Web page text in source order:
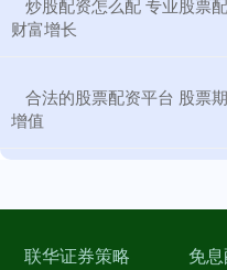
炒股配资怎么配 专业股票
财富增长
合法的股票配资平台 股票
增值
联华证券策略 免